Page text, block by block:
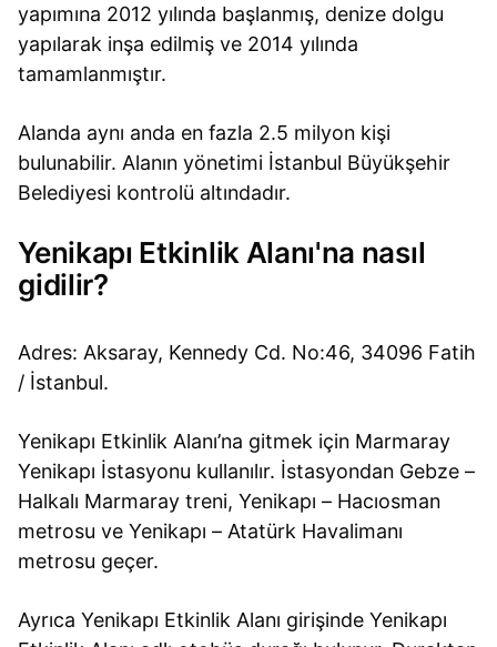
yapımına 2012 yılında başlanmış, denize dolgu
yapılarak inşa edilmiş ve 2014 yılında
tamamlanmıştır.
Alanda aynı anda en fazla 2.5 milyon kişi
bulunabilir. Alanın yönetimi İstanbul Büyükşehir
Belediyesi kontrolü altındadır.
Yenikapı Etkinlik Alanı'na nasıl
gidilir?
Adres: Aksaray, Kennedy Cd. No:46, 34096 Fatih
/ İstanbul.
Yenikapı Etkinlik Alanı’na gitmek için Marmaray
Yenikapı İstasyonu kullanılır. İstasyondan Gebze –
Halkalı Marmaray treni, Yenikapı – Hacıosman
metrosu ve Yenikapı – Atatürk Havalimanı
metrosu geçer.
Ayrıca Yenikapı Etkinlik Alanı girişinde Yenikapı